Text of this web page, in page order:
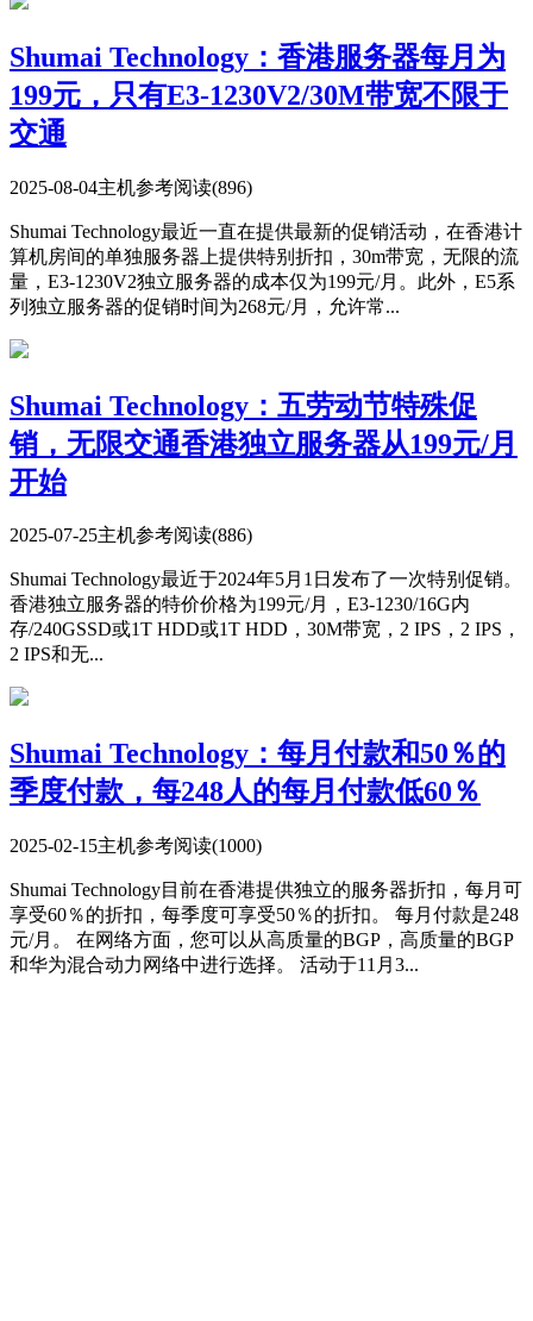
Shumai Technology：香港服务器每月为
199元，只有E3-1230V2/30M带宽不限于
交通
2025-08-04主机参考阅读(896)
Shumai Technology最近一直在提供最新的促销活动，在香港计
算机房间的单独服务器上提供特别折扣，30m带宽，无限的流
量，E3-1230V2独立服务器的成本仅为199元/月。此外，E5系
列独立服务器的促销时间为268元/月，允许常...
Shumai Technology：五劳动节特殊促
销，无限交通香港独立服务器从199元/月
开始
2025-07-25主机参考阅读(886)
Shumai Technology最近于2024年5月1日发布了一次特别促销。
香港独立服务器的特价价格为199元/月，E3-1230/16G内
存/240GSSD或1T HDD或1T HDD，30M带宽，2 IPS，2 IPS，
2 IPS和无...
Shumai Technology：每月付款和50％的
季度付款，每248人的每月付款低60％
2025-02-15主机参考阅读(1000)
Shumai Technology目前在香港提供独立的服务器折扣，每月可
享受60％的折扣，每季度可享受50％的折扣。 每月付款是248
元/月。 在网络方面，您可以从高质量的BGP，高质量的BGP
和华为混合动力网络中进行选择。 活动于11月3...